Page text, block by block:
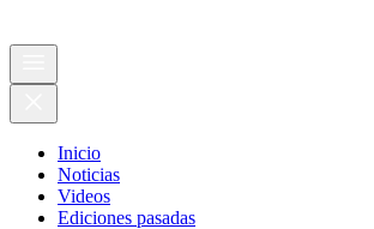
Inicio
Noticias
Videos
Ediciones pasadas